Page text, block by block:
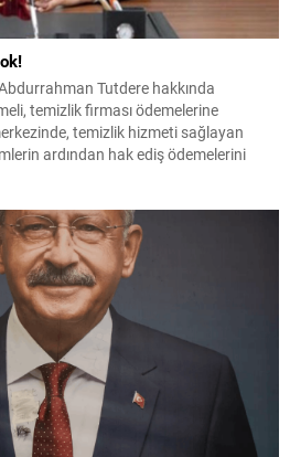
Tutdere hakkında
temizlik firması ödemelerine
temizlik hizmeti sağlayan
ardından hak ediş ödemelerini
belirtildi.